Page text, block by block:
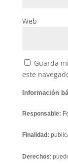
Web
Guarda
este
Información
Responsable:
Finalidad:
Derechos: